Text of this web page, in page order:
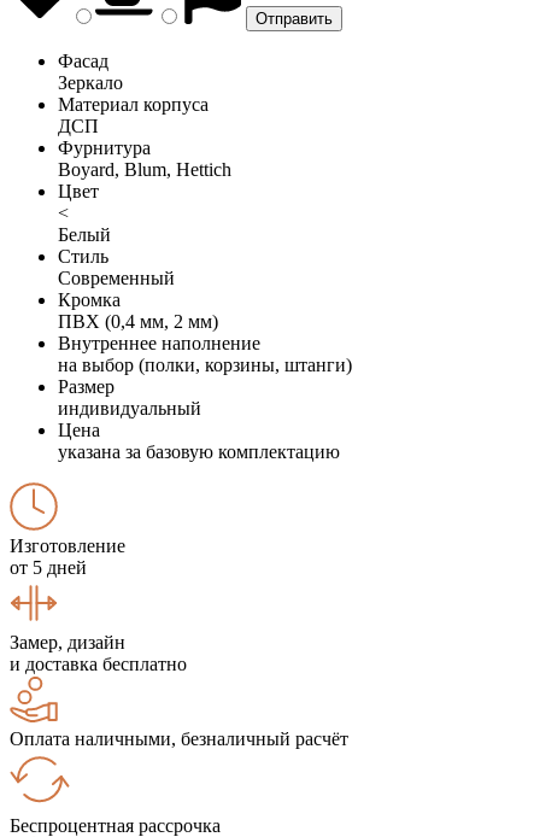
Фасад
Зеркало
Материал корпуса
ДСП
Фурнитура
Boyard, Blum, Hettich
Цвет
<
Белый
Стиль
Современный
Кромка
ПВХ (0,4 мм, 2 мм)
Внутреннее наполнение
на выбор (полки, корзины, штанги)
Размер
индивидуальный
Цена
указана за базовую комплектацию
Изготовление
от 5 дней
Замер, дизайн
и доставка бесплатно
Оплата наличными, безналичный расчёт
Беспроцентная рассрочка